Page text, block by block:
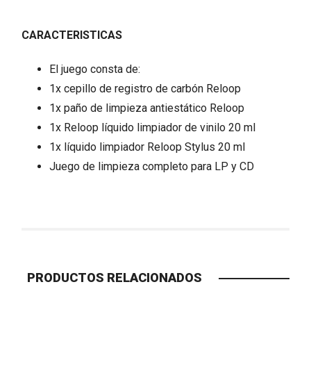
CARACTERISTICAS
El juego consta de:
1x cepillo de registro de carbón Reloop
1x paño de limpieza antiestático Reloop
1x Reloop líquido limpiador de vinilo 20 ml
1x líquido limpiador Reloop Stylus 20 ml
Juego de limpieza completo para LP y CD
PRODUCTOS RELACIONADOS